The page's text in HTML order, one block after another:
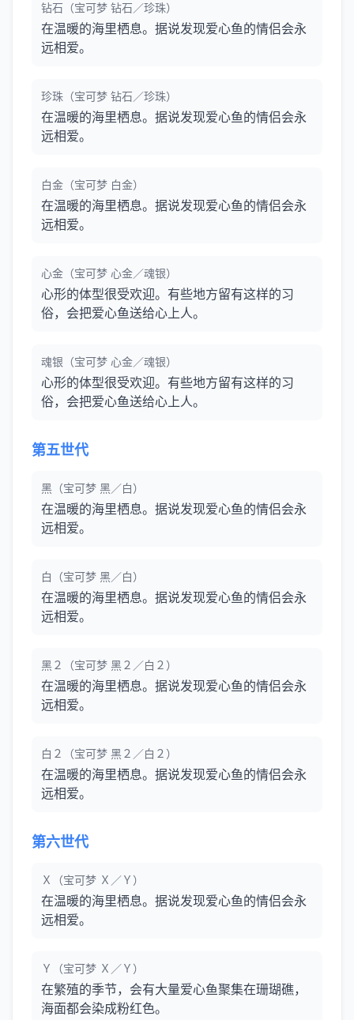
钻石（宝可梦 钻石／珍珠）
在温暖的海里栖息。据说发现爱心鱼的情侣会永
远相爱。
珍珠（宝可梦 钻石／珍珠）
在温暖的海里栖息。据说发现爱心鱼的情侣会永
远相爱。
白金（宝可梦 白金）
在温暖的海里栖息。据说发现爱心鱼的情侣会永
远相爱。
心金（宝可梦 心金／魂银）
心形的体型很受欢迎。有些地方留有这样的习
俗，会把爱心鱼送给心上人。
魂银（宝可梦 心金／魂银）
心形的体型很受欢迎。有些地方留有这样的习
俗，会把爱心鱼送给心上人。
第五世代
黑（宝可梦 黑／白）
在温暖的海里栖息。据说发现爱心鱼的情侣会永
远相爱。
白（宝可梦 黑／白）
在温暖的海里栖息。据说发现爱心鱼的情侣会永
远相爱。
黑２（宝可梦 黑２／白２）
在温暖的海里栖息。据说发现爱心鱼的情侣会永
远相爱。
白２（宝可梦 黑２／白２）
在温暖的海里栖息。据说发现爱心鱼的情侣会永
远相爱。
第六世代
Ｘ（宝可梦 Ｘ／Ｙ）
在温暖的海里栖息。据说发现爱心鱼的情侣会永
远相爱。
Ｙ（宝可梦 Ｘ／Ｙ）
在繁殖的季节，会有大量爱心鱼聚集在珊瑚礁，
海面都会染成粉红色。